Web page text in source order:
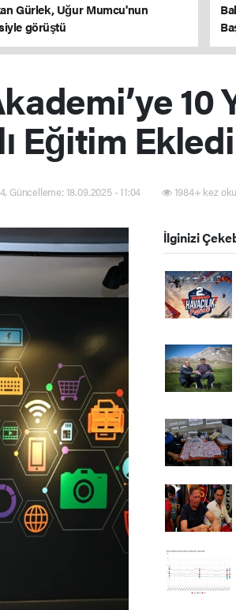
Gürlek, Uğur Mumcu'nun
görüştü
10
Eğitim
Güncelleme: 18.09.2025 - 11:04 1984+ kez
İlginizi